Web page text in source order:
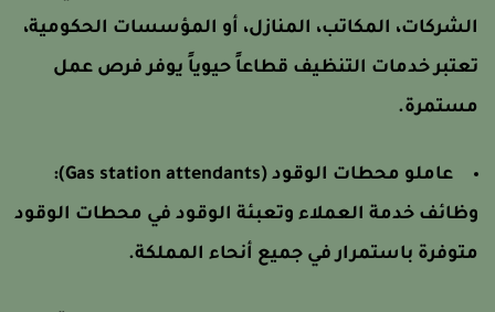
المكاتب، المنازل، أو المؤسسات الحكومية،
خدمات التنظيف قطاعاً حيوياً يوفر فرص عمل
عاملو محطات الوقود (Gas station attendants):
خدمة العملاء وتعبئة الوقود في محطات الوقود
باستمرار في جميع أنحاء المملكة.